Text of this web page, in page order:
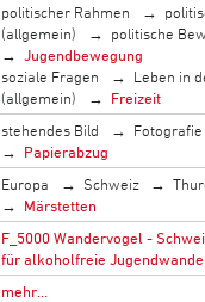
politischer Rahmen
(allgemein)
politische
Jugendbewegung
soziale Fragen
Leben in
(allgemein)
Freizeit
stehendes Bild Fotografie
Papierabzug
Europa Schweiz
Märstetten
F_5000 Wandervogel -
für alkoholfreie
mehr…